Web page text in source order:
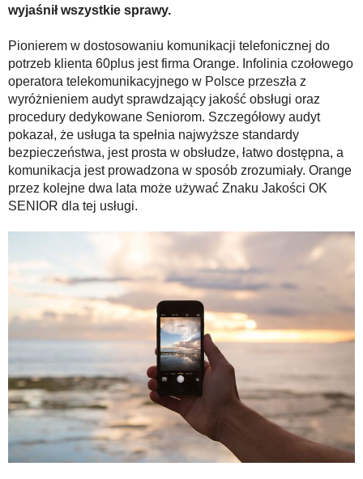
wyjaśnił wszystkie sprawy.
Pionierem w dostosowaniu komunikacji telefonicznej do
potrzeb klienta 60plus jest firma Orange. Infolinia czołowego
operatora telekomunikacyjnego w Polsce przeszła z
wyróżnieniem audyt sprawdzający jakość obsługi oraz
procedury dedykowane Seniorom. Szczegółowy audyt
pokazał, że usługa ta spełnia najwyższe standardy
bezpieczeństwa, jest prosta w obsłudze, łatwo dostępna, a
komunikacja jest prowadzona w sposób zrozumiały. Orange
przez kolejne dwa lata może używać Znaku Jakości OK
SENIOR dla tej usługi.